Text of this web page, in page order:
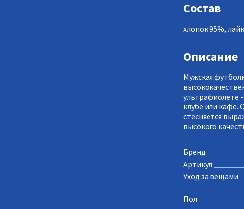
Состав
хлопок 95%,
Описание
Мужская
ультрафиолете -
клубе или кафе.
стесняется
высокого
Бренд
Артикул
Уход за вещами
Пол